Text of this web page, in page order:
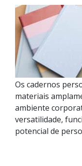
Os cadernos
materiais
ambiente
versatilidade,
potencial de